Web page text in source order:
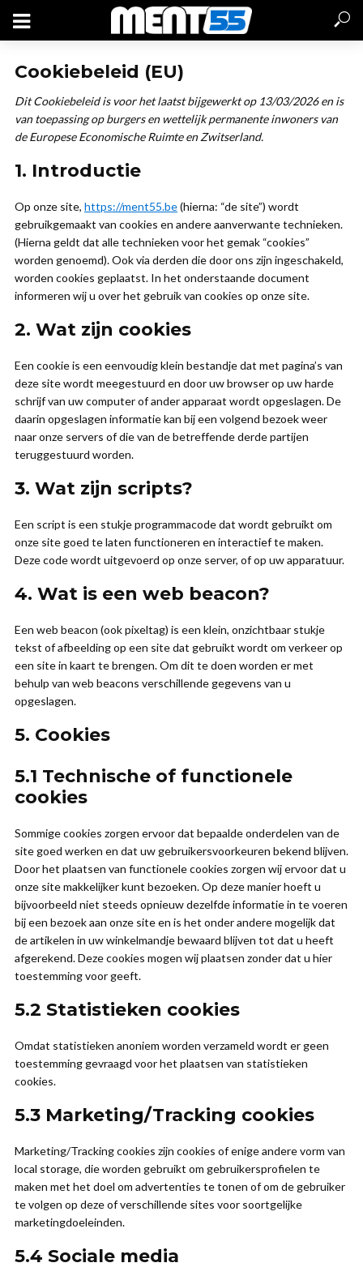
Cookiebeleid (EU)
Dit Cookiebeleid is voor het laatst bijgewerkt op 13/03/2026 en is
van toepassing op burgers en wettelijk permanente inwoners van
de Europese Economische Ruimte en Zwitserland.
1. Introductie
Op onze site, https://ment55.be(hierna: “de site”) wordt
gebruikgemaakt van cookies en andere aanverwante technieken.
(Hierna geldt dat alle technieken voor het gemak “cookies”
worden genoemd). Ook via derden die door ons zijn ingeschakeld,
worden cookies geplaatst. In het onderstaande document
informeren wij u over het gebruik van cookies op onze site.
2. Wat zijn cookies
Een cookie is een eenvoudig klein bestandje dat met pagina’s van
deze site wordt meegestuurd en door uw browser op uw harde
schrijf van uw computer of ander apparaat wordt opgeslagen. De
daarin opgeslagen informatie kan bij een volgend bezoek weer
naar onze servers of die van de betreffende derde partijen
teruggestuurd worden.
3. Wat zijn scripts?
Een script is een stukje programmacode dat wordt gebruikt om
onze site goed te laten functioneren en interactief te maken.
Deze code wordt uitgevoerd op onze server, of op uw apparatuur.
4. Wat is een web beacon?
Een web beacon (ook pixeltag) is een klein, onzichtbaar stukje
tekst of afbeelding op een site dat gebruikt wordt om verkeer op
een site in kaart te brengen. Om dit te doen worden er met
behulp van web beacons verschillende gegevens van u
opgeslagen.
5. Cookies
5.1 Technische of functionele
cookies
Sommige cookies zorgen ervoor dat bepaalde onderdelen van de
site goed werken en dat uw gebruikersvoorkeuren bekend blijven.
Door het plaatsen van functionele cookies zorgen wij ervoor dat u
onze site makkelijker kunt bezoeken. Op deze manier hoeft u
bijvoorbeeld niet steeds opnieuw dezelfde informatie in te voeren
bij een bezoek aan onze site en is het onder andere mogelijk dat
de artikelen in uw winkelmandje bewaard blijven tot dat u heeft
afgerekend. Deze cookies mogen wij plaatsen zonder dat u hier
toestemming voor geeft.
5.2 Statistieken cookies
Omdat statistieken anoniem worden verzameld wordt er geen
toestemming gevraagd voor het plaatsen van statistieken
cookies.
5.3 Marketing/Tracking cookies
Marketing/Tracking cookies zijn cookies of enige andere vorm van
local storage, die worden gebruikt om gebruikersprofielen te
maken met het doel om advertenties te tonen of om de gebruiker
te volgen op deze of verschillende sites voor soortgelijke
marketingdoeleinden.
5.4 Sociale media